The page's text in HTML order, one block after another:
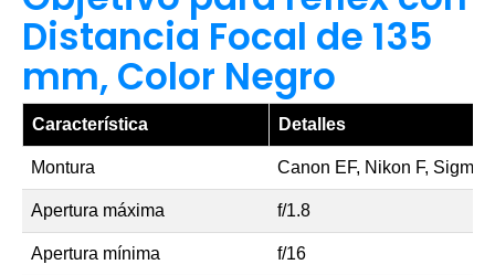
Distancia Focal de 135
mm, Color Negro
Característica Detalles
Montura Canon EF, Nikon F, Sigma
Apertura máxima f/1.8
Apertura mínima f/16